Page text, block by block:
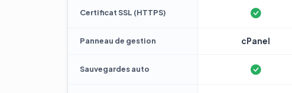
Certificat SSL (HTTPS)
Panneau de gestion cPanel
Sauvegardes auto